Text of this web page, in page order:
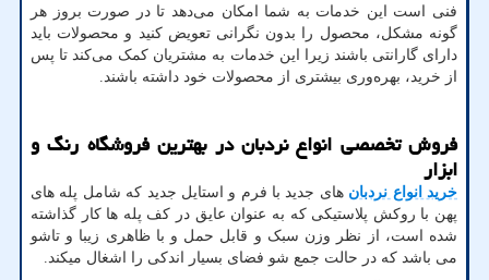
فنی است این خدمات به شما امکان می‌دهد تا در صورت بروز هر
گونه مشکل، محصول را بدون نگرانی تعویض کنید و محصولات باید
دارای گارانتی باشند زیرا این خدمات به مشتریان کمک می‌کند تا پس
از خرید، بهره‌وری بیشتری از محصولات خود داشته باشند.
فروش تخصصی انواع نردبان در بهترین فروشگاه رنگ و
ابزار
خرید انواع نردبان های جدید با فرم و استایل جدید که شامل پله های
پهن با روکش پلاستیکی که به عنوان عایق در کف پله ها کار گذاشته
شده است، از نظر وزن سبک و قابل حمل و با ظاهری زیبا و تاشو
می باشد که در حالت جمع شو فضای بسیار اندکی را اشغال میکند.